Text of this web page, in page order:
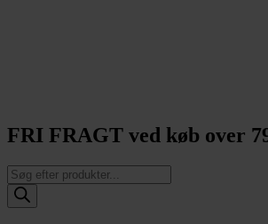
FRI FRAGT ved køb over
Products
search